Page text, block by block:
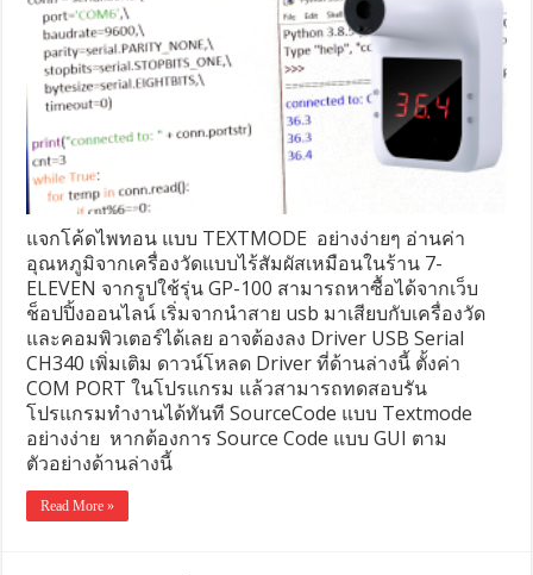
แจกโค้ดไพทอน​ แบบ​ TEXTMODE อย่างง่าย​ๆ​ อ​่านค่า
อุณหภูมิจากเครื่องวัดแบบไร้สัมผัสเหมือนในร้าน​ 7-
ELEVEN​ จากรูปใช้รุ่น GP-100 สามารถหาซื้อได้จากเว็บ
ช็อปปิ้งออนไลน์ เริ่มจากนำสาย usb มาเสียบกับเครื่องวัด
และคอมพิวเตอร์ได้เลย อาจต้องลง Driver USB Serial
CH340 เพิ่มเติม ดาวน์โหลด Driver ที่ด้านล่างนี้ ตั้งค่า
COM PORT ในโปรแกรม แล้วสามารถทดสอบรัน
โปรแกรมทำงานได้ทันที SourceCode แบบ Textmode
อย่างง่าย หากต้องการ Source Code แบบ GUI ตาม
ตัวอย่างด้านล่างนี้
Read More »